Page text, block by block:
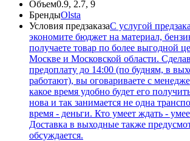
Объем0.9, 2.7, 9
БрендыOlsta
Условия предзаказаС услугой
экономите бюджет на материал,
получаете товар по более выгодной
Москве и Московской области.
предоплату до 14:00 (по будням, в
работают), вы оговариваете с
какое время удобно будет его
нова и так занимается не одна
время - деньги. Кто умеет ждать -
Доставка в выходные также
обсуждается.